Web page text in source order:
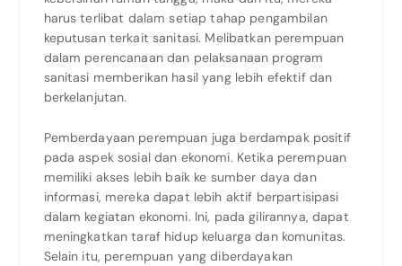
harus terlibat dalam setiap tahap pengambilan
keputusan terkait sanitasi. Melibatkan perempuan
dalam perencanaan dan pelaksanaan program
sanitasi memberikan hasil yang lebih efektif dan
berkelanjutan.
Pemberdayaan perempuan juga berdampak positif
pada aspek sosial dan ekonomi. Ketika perempuan
memiliki akses lebih baik ke sumber daya dan
informasi, mereka dapat lebih aktif berpartisipasi
dalam kegiatan ekonomi. Ini, pada gilirannya, dapat
meningkatkan taraf hidup keluarga dan komunitas.
Selain itu, perempuan yang diberdayakan